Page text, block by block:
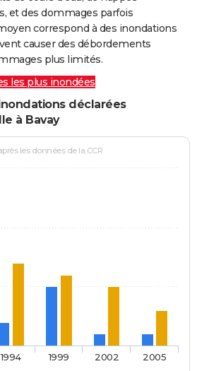
et des dommages parfois
correspond à des inondations
causer des débordements
plus limités.
les plus inondées
déclarées
à Bavay
les données de la CCR
1994 1999 2002 2005